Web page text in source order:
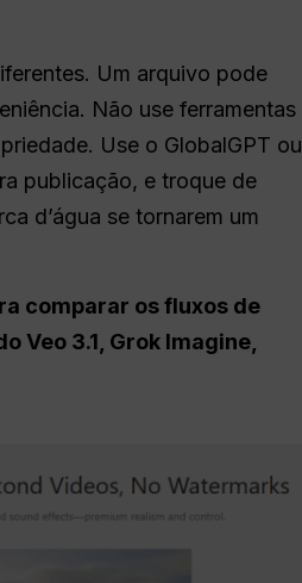
Um arquivo pode
Não use ferramentas
Use o GlobalGPT ou
publicação, e troque de
d’água se tornarem um
comparar os fluxos de
Veo 3.1, Grok Imagine,